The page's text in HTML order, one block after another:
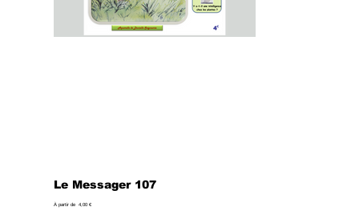
Le Messager 107
À partir de Prix
4,00 €